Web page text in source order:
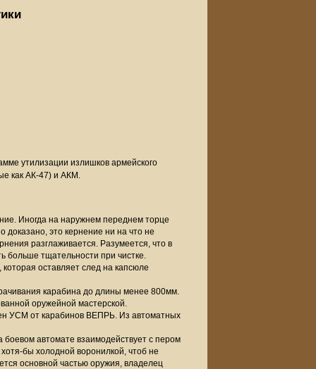
утилизации излишков армейского
как АК-47) и АКМ.
Иногда на наружнем переднем торце
доказано, это кернение ни на что не
разглаживается. Разумеется, что в
больше тщательности при чистке.
оставляет след на капсюле
карабина до длины менее 800мм.
оружейной мастерской.
УСМ от карабинов ВЕПРЬ. Из автоматных
автомате взаимодействует с пером
бы холодной воронилкой, чтоб не
основной частью оружия, владелец